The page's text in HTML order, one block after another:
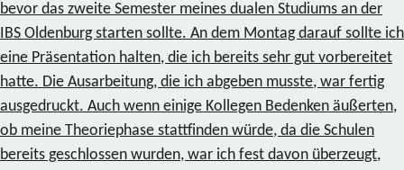
bevor das zweite Semester meines dualen Studiums an der
IBS Oldenburg starten sollte. An dem Montag darauf sollte ich
eine Präsentation halten, die ich bereits sehr gut vorbereitet
hatte. Die Ausarbeitung, die ich abgeben musste, war fertig
ausgedruckt. Auch wenn einige Kollegen Bedenken äußerten,
ob meine Theoriephase stattfinden würde, da die Schulen
bereits geschlossen wurden, war ich fest davon überzeugt,